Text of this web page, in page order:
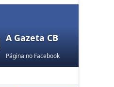
A Gazeta CB
Página no Facebook